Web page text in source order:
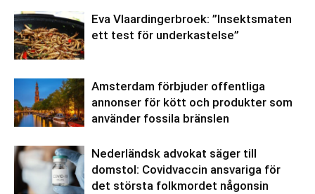
Eva Vlaardingerbroek: ”Insektsmaten
ett test för underkastelse”
Amsterdam förbjuder offentliga
annonser för kött och produkter som
använder fossila bränslen
Nederländsk advokat säger till
domstol: Covidvaccin ansvariga för
det största folkmordet någonsin